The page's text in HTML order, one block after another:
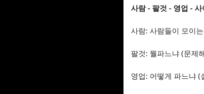
사람 - 팔것 - 영업 - 사
사람: 사람들이 모이
팔것: 뭘파느냐 (문제
영업: 어떻게 파느냐 (